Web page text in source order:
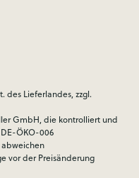
des Lieferlandes, zzgl.
GmbH, die kontrolliert und
ÖKO-006
abweichen
vor der Preisänderung